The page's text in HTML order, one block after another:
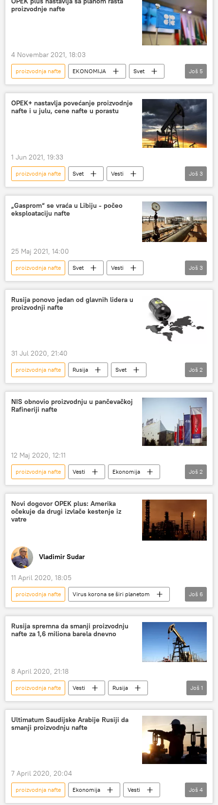
smanjenje proizvodnje nafte
proizvodnje nafte
4 Novembar 2021, 18:03
proizvodnja nafte EKONOMIJA
Svet
Energetika
nafta
Aleksandar Novak
OPEK plus
Svet – ekonomija
Još 5
OPEK+ nastavlja povećanje proizvodnje
nafte i u julu, cene nafte u porastu
1 Jun 2021, 19:33
proizvodnja nafte Svet
Vesti
OPEK plus
nafta Rusija
Još 3
„Gasprom“ se vraća u Libiju - počeo
eksploataciju nafte
25 Maj 2021, 14:00
proizvodnja nafte Svet
Vesti
Gasprom
nafta Libija
Još 3
Rusija ponovo jedan od glavnih lidera u
proizvodnji nafte
31 Jul 2020, 21:40
proizvodnja nafte Rusija
Svet
Vesti
Ekonomija nafta
Još 2
NIS obnovio proizvodnju u pančevačkoj
Rafineriji nafte
12 Maj 2020, 12:11
proizvodnja nafte Vesti
Ekonomija
NIS
proizvodnja
Još 2
Novi dogovor OPEK plus: Amerika
očekuje da drugi izvlače kestenje iz
vatre
Vladimir Sudar
11 April 2020, 18:05
proizvodnja nafte
Virus korona se širi planetom
Analize i mišljenja
Ekonomija
Vesti
OPEK
virus korona Rusija
Još 6
Rusija spremna da smanji proizvodnju
nafte za 1,6 miliona barela dnevno
8 April 2020, 21:18
proizvodnja nafte Vesti
Rusija
Svet
OPEK
Još 1
Ultimatum Saudijske Arabije Rusiji da
smanji proizvodnju nafte
7 April 2020, 20:04
proizvodnja nafte Ekonomija
Vesti
Još 4